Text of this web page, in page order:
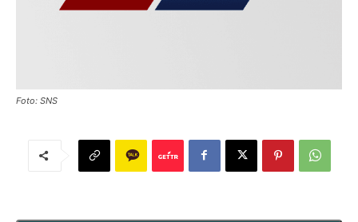
Foto: SNS